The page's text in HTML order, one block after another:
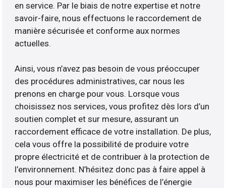
en service. Par le biais de notre expertise et notre
savoir-faire, nous effectuons le raccordement de
manière sécurisée et conforme aux normes
actuelles.
Ainsi, vous n’avez pas besoin de vous préoccuper
des procédures administratives, car nous les
prenons en charge pour vous. Lorsque vous
choisissez nos services, vous profitez dès lors d’un
soutien complet et sur mesure, assurant un
raccordement efficace de votre installation. De plus,
cela vous offre la possibilité de produire votre
propre électricité et de contribuer à la protection de
l’environnement. N’hésitez donc pas à faire appel à
nous pour maximiser les bénéfices de l’énergie